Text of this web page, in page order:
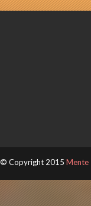
© Copyright 2015 Mente